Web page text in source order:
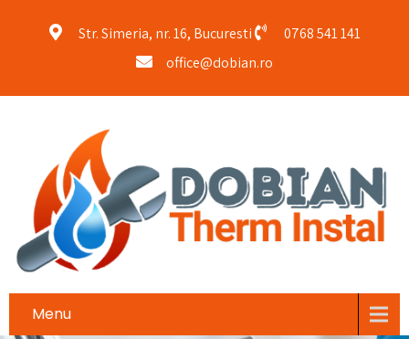
Str. Simeria, nr. 16, Bucuresti
0768 541 141
office@dobian.ro
Menu